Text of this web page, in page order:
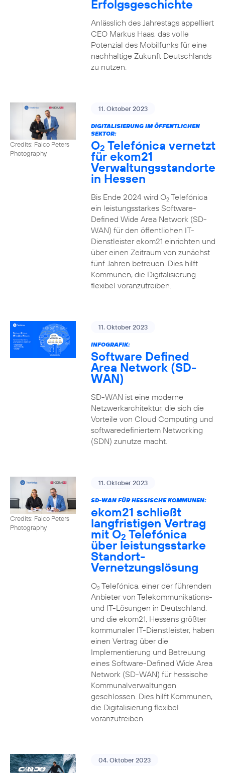
Erfolgsgeschichte
Anlässlich des Jahrestags appelliert
CEO Markus Haas, das volle
Potenzial des Mobilfunks für eine
nachhaltige Zukunft Deutschlands
zu nutzen.
Credits: Falco Peters
Photography
11. Oktober 2023
DIGITALISIERUNG IM ÖFFENTLICHEN
SEKTOR:
O2 Telefónica vernetzt
für ekom21
Verwaltungsstandorte
in Hessen
Bis Ende 2024 wird O2Telefónica
ein leistungsstarkes Software-
Defined Wide Area Network (SD-
WAN) für den öffentlichen IT-
Dienstleister ekom21 einrichten und
über einen Zeitraum von zunächst
fünf Jahren betreuen. Dies hilft
Kommunen, die Digitalisierung
flexibel voranzutreiben.
11. Oktober 2023
INFOGRAFIK:
Software Defined
Area Network (SD-
WAN)
SD-WAN ist eine moderne
Netzwerkarchitektur, die sich die
Vorteile von Cloud Computing und
softwaredefiniertem Networking
(SDN) zunutze macht.
Credits: Falco Peters
Photography
11. Oktober 2023
SD-WAN FÜR HESSISCHE KOMMUNEN:
ekom21 schließt
langfristigen Vertrag
mit O2 Telefónica
über leistungsstarke
Standort-
Vernetzungslösung
O2Telefónica, einer der führenden
Anbieter von Telekommunikations-
und IT-Lösungen in Deutschland,
und die ekom21, Hessens größter
kommunaler IT-Dienstleister, haben
einen Vertrag über die
Implementierung und Betreuung
eines Software-Defined Wide Area
Network (SD-WAN) für hessische
Kommunalverwaltungen
geschlossen. Dies hilft Kommunen,
die Digitalisierung flexibel
voranzutreiben.
04. Oktober 2023